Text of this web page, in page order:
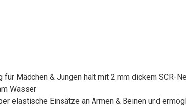
für Mädchen & Jungen hält mit 2 mm dickem SCR-
Wasser
elastische Einsätze an Armen & Beinen und